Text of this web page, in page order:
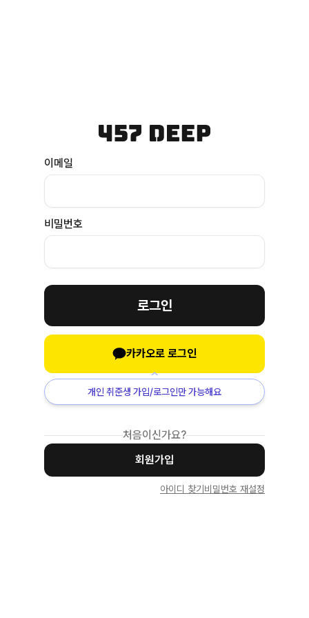
이메일
비밀번호
로그인
카카오로 로그인
개인 취준생 가입/로그인만 가능해요
처음이신가요?
회원가입
아이디 찾기 비밀번호 재설정